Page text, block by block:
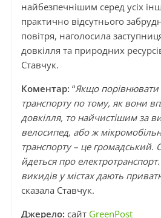
найбезпечнішим серед усіх
практично відсутнього
повітря, наголосила
довкілля та природних
Ставчук.
Коментар: “Якщо порівнювати
транспорту по тому, як вони
довкілля, то найчистішим за
велосипед, або ж
транспорту – це громадський.
йдеться про
викидів у містах дають
сказала Ставчук.
Джерело: сайт GreenPost